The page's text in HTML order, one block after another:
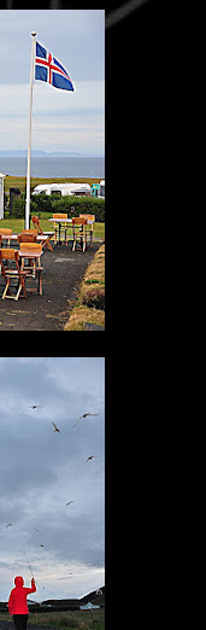
non perdere tempo, clikka